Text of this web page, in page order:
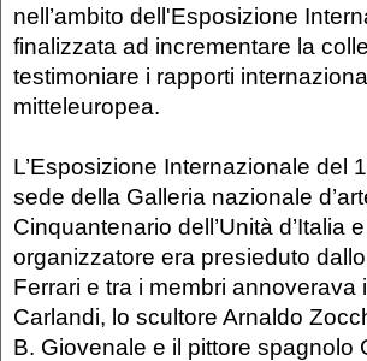
nell’ambito dell'Esposizione
finalizzata ad incrementare la
testimoniare i rapporti
mitteleuropea.
L’Esposizione Internazionale del
sede della Galleria nazionale
Cinquantenario dell’Unità d’Italia
organizzatore era presieduto
Ferrari e tra i membri
Carlandi, lo scultore Arnaldo
B. Giovenale e il pittore